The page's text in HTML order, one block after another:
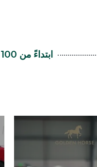
ابتداءً من 100 درهم إماراتي